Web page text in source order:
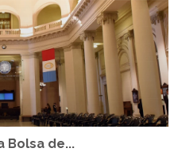
Bolsa de...